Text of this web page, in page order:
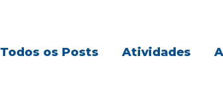
Todos os Posts Atividades